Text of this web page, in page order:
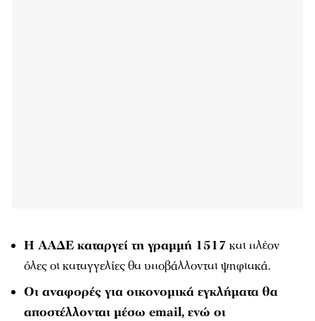
Η ΑΑΔΕ καταργεί τη γραμμή 1517 και πλέον
όλες οι καταγγελίες θα υποβάλλονται ψηφιακά.
Οι αναφορές για οικονομικά εγκλήματα θα
αποστέλλονται μέσω email, ενώ οι